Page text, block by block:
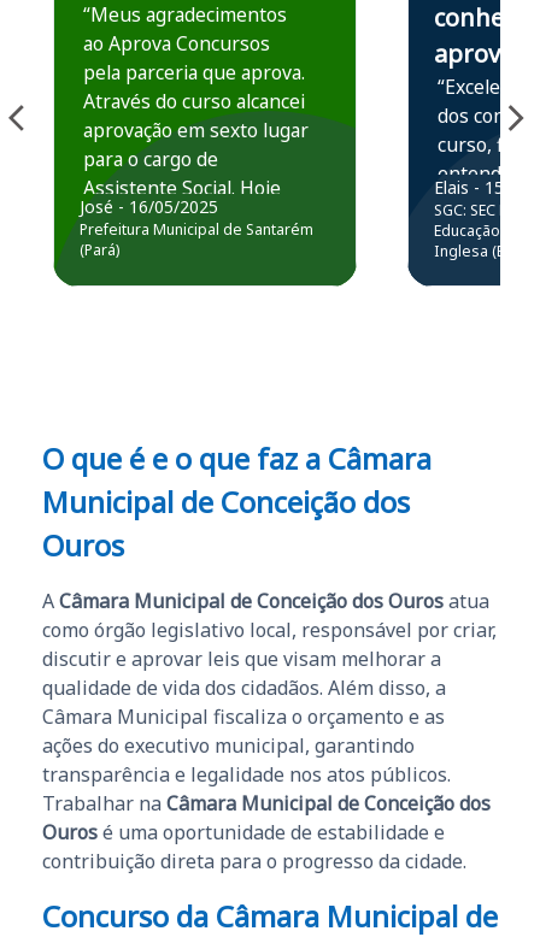
“Meus agradecimentos
ao Aprova Concursos
pela parceria que aprova.
Através do curso alcancei
aprovação em sexto lugar
para o cargo de
Assistente Social. Hoje
estou atuando na
Prefeitura de Santarém.
José - 16/05/2025
Prefeitura Municipal de Santarém
(Pará)
conhece,
aprova
“Excelente
dos
curso,
entender e
prática
resolução
questões.”
Elais - 15/07/
SGC: SEC BA
Educação
Inglesa (Edital
O que é e o que faz a Câmara
Municipal de Conceição dos
Ouros
ACâmara Municipal de Conceição dos Ourosatua
como órgão legislativo local, responsável por criar,
discutir e aprovar leis que visam melhorar a
qualidade de vida dos cidadãos. Além disso, a
Câmara Municipal fiscaliza o orçamento e as
ações do executivo municipal, garantindo
transparência e legalidade nos atos públicos.
Trabalhar na Câmara Municipal de Conceição dos
Ourosé uma oportunidade de estabilidade e
contribuição direta para o progresso da cidade.
Concurso da Câmara Municipal de